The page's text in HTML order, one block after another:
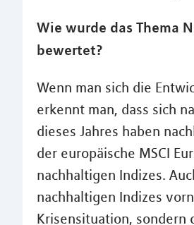
Wie wurde das Thema
bewertet?
Wenn man sich die
erkennt man, dass sich
dieses Jahres haben
der europäische MSCI
nachhaltigen Indizes.
nachhaltigen Indizes
Krisensituation, sondern